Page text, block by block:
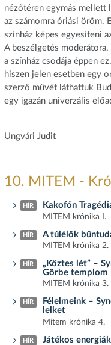
nézőtéren egymás mellett
az számomra óriási öröm.
színház képes egyesíteni
A beszélgetés
a színház csodája éppen
hiszen jelen esetben egy
szerző művét láthattuk
egy igazán univerzális
Ungvári Judit
10. MITEM -
HÍR Kakofón
MITEM krónika I.
HÍR A túlélők
MITEM krónika 2.
HÍR
„Köztes lét” –
Görbe templom
MITEM krónika 3.
HÍR
Félelmeink –
lelket
Mitem krónika 4.
HÍR Játékos